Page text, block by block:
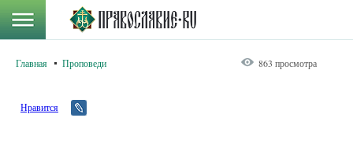
Главная Проповеди 863 просмотра
Нравится